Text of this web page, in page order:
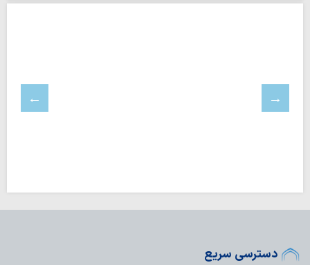
دسترسی سریع